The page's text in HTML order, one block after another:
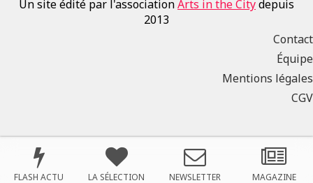
Un site édité par l'associationArts in the Citydepuis
2013
Contact
Équipe
Mentions légales
CGV
FLASH ACTU LA SÉLECTION NEWSLETTER MAGAZINE